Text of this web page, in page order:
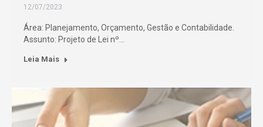
12/07/2023
Área: Planejamento, Orçamento, Gestão e Contabilidade.
Assunto: Projeto de Lei nº…
Leia Mais